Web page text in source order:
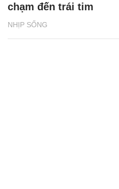
NHỊP SỐNG
chạm đến trái tim